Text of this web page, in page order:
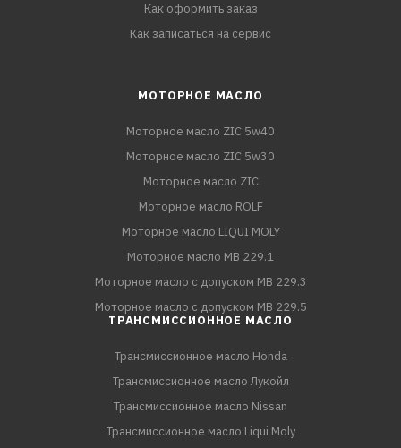
Как оформить заказ
Как записаться на сервис
МОТОРНОЕ МАСЛО
Моторное масло ZIC 5w40
Моторное масло ZIC 5w30
Моторное масло ZIC
Моторное масло ROLF
Моторное масло LIQUI MOLY
Моторное масло MB 229.1
Моторное масло с допуском MB 229.3
Моторное масло с допуском MB 229.5
ТРАНСМИССИОННОЕ МАСЛО
Трансмиссионное масло Honda
Трансмиссионное масло Лукойл
Трансмиссионное масло Nissan
Трансмиссионное масло Liqui Moly